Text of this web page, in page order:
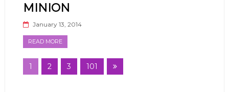
MINION
January 13, 2014
READ MORE
1 2 3 101